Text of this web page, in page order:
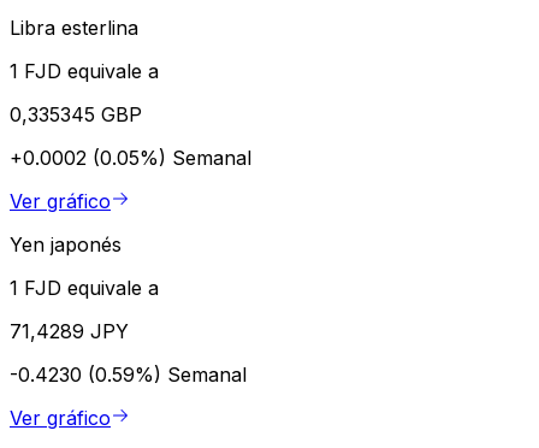
Libra esterlina
1 FJD equivale a
0,335345 GBP
+0.0002 (0.05%) Semanal
Ver gráfico
Yen japonés
1 FJD equivale a
71,4289 JPY
-0.4230 (0.59%) Semanal
Ver gráfico